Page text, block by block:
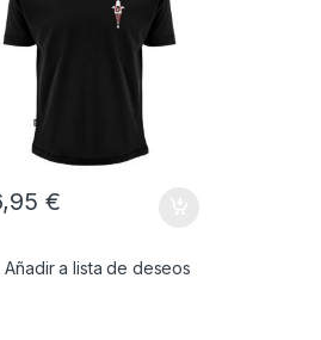
€
Añadir a lista de deseos